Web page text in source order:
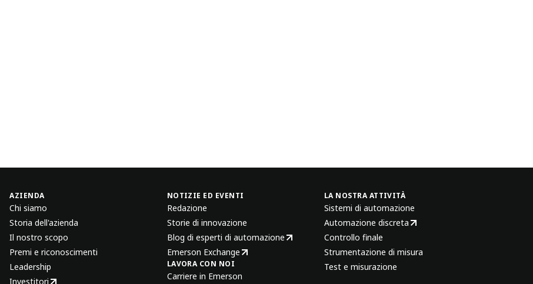
AZIENDA
Chi siamo
Storia dell'azienda
Il nostro scopo
Premi e riconoscimenti
Leadership
Investitori
NOTIZIE ED EVENTI
Redazione
Storie di innovazione
Blog di esperti di automazione
Emerson Exchange
LAVORA CON NOI
Carriere in Emerson
LA NOSTRA ATTIVITÀ
Sistemi di automazione
Automazione discreta
Controllo finale
Strumentazione di misura
Test e misurazione